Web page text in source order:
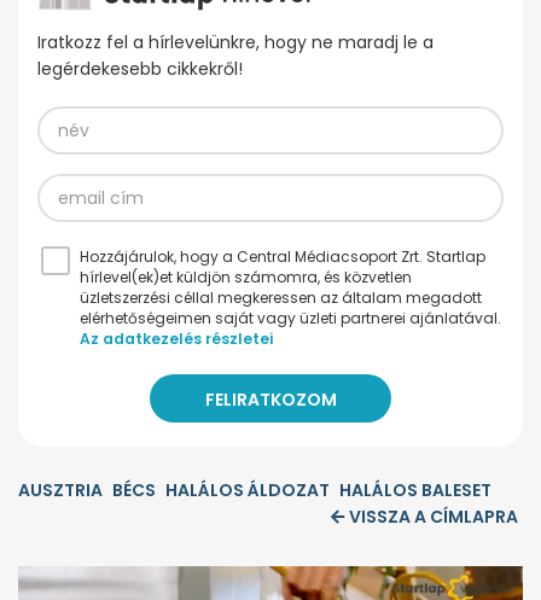
Iratkozz fel a hírlevelünkre, hogy ne maradj le a
legérdekesebb cikkekről!
Hozzájárulok, hogy a Central Médiacsoport Zrt. Startlap
hírlevel(ek)et küldjön számomra, és közvetlen
üzletszerzési céllal megkeressen az általam megadott
elérhetőségeimen saját vagy üzleti partnerei ajánlatával.
Az adatkezelés részletei
AUSZTRIA BÉCS HALÁLOS ÁLDOZAT HALÁLOS BALESET
VISSZA A CÍMLAPRA